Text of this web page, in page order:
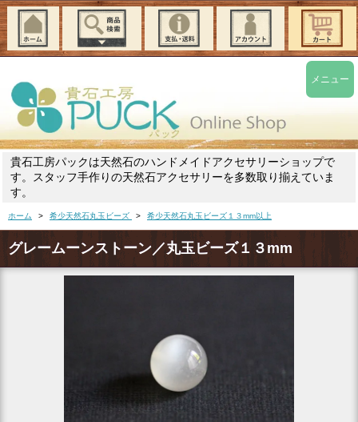
貴石工房パックは天然石のハンドメイドアクセサリーショップで
す。スタッフ手作りの天然石アクセサリーを多数取り揃えていま
す。
ホーム > 希少天然石丸玉ビーズ > 希少天然石丸玉ビーズ１３mm以上
グレームーンストーン／丸玉ビーズ１３mm
メニュー